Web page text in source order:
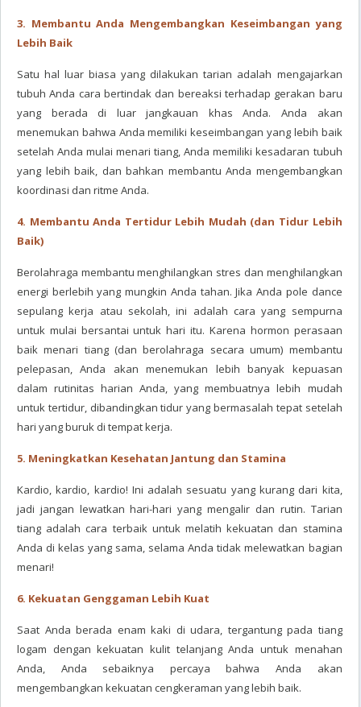
3. Membantu Anda Mengembangkan Keseimbangan yang
Lebih Baik
Satu hal luar biasa yang dilakukan tarian adalah mengajarkan
tubuh Anda cara bertindak dan bereaksi terhadap gerakan baru
yang berada di luar jangkauan khas Anda. Anda akan
menemukan bahwa Anda memiliki keseimbangan yang lebih baik
setelah Anda mulai menari tiang, Anda memiliki kesadaran tubuh
yang lebih baik, dan bahkan membantu Anda mengembangkan
koordinasi dan ritme Anda.
4. Membantu Anda Tertidur Lebih Mudah (dan Tidur Lebih
Baik)
Berolahraga membantu menghilangkan stres dan menghilangkan
energi berlebih yang mungkin Anda tahan. Jika Anda pole dance
sepulang kerja atau sekolah, ini adalah cara yang sempurna
untuk mulai bersantai untuk hari itu. Karena hormon perasaan
baik menari tiang (dan berolahraga secara umum) membantu
pelepasan, Anda akan menemukan lebih banyak kepuasan
dalam rutinitas harian Anda, yang membuatnya lebih mudah
untuk tertidur, dibandingkan tidur yang bermasalah tepat setelah
hari yang buruk di tempat kerja.
5. Meningkatkan Kesehatan Jantung dan Stamina
Kardio, kardio, kardio! Ini adalah sesuatu yang kurang dari kita,
jadi jangan lewatkan hari-hari yang mengalir dan rutin. Tarian
tiang adalah cara terbaik untuk melatih kekuatan dan stamina
Anda di kelas yang sama, selama Anda tidak melewatkan bagian
menari!
6. Kekuatan Genggaman Lebih Kuat
Saat Anda berada enam kaki di udara, tergantung pada tiang
logam dengan kekuatan kulit telanjang Anda untuk menahan
Anda, Anda sebaiknya percaya bahwa Anda akan
mengembangkan kekuatan cengkeraman yang lebih baik.